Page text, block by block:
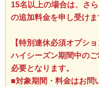
15名以上の場合は、さ
の追加料金を申し受けま
【特別連休必須オプショ
ハイシーズン期間中の
必要となります。
■対象期間・料金はお問